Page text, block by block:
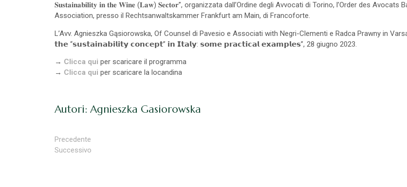
𝐒𝐮𝐬𝐭𝐚𝐢𝐧𝐚𝐛𝐢𝐥𝐢𝐭𝐲 𝐢𝐧 𝐭𝐡𝐞 𝐖𝐢𝐧𝐞 (𝐋𝐚𝐰) 𝐒𝐞𝐜𝐭𝐨𝐫”, organizzata dall’Ordine degli Avvocati di Torino, l’Order des
Association, presso il Rechtsanwaltskammer Frankfurt am Main, di Francoforte.
L’Avv. Agnieszka Gąsiorowska, Of Counsel di Pavesio e Associati with Negri-Clementi e Radca Prawny in
𝘁𝗵𝗲 “𝘀𝘂𝘀𝘁𝗮𝗶𝗻𝗮𝗯𝗶𝗹𝗶𝘁𝘆 𝗰𝗼𝗻𝗰𝗲𝗽𝘁” 𝗶𝗻 𝗜𝘁𝗮𝗹𝘆: 𝘀𝗼𝗺𝗲 𝗽𝗿𝗮𝗰𝘁𝗶𝗰𝗮𝗹 𝗲𝘅𝗮𝗺𝗽𝗹𝗲𝘀”, 28 giugno 2023.
→ Clicca qui per scaricare il programma
→ Clicca qui per scaricare la locandina
Autori: Agnieszka Gasiorowska
Precedente
Successivo